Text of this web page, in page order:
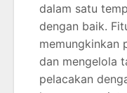
dalam satu
dengan baik.
memungkinkan
dan mengelola
pelacakan